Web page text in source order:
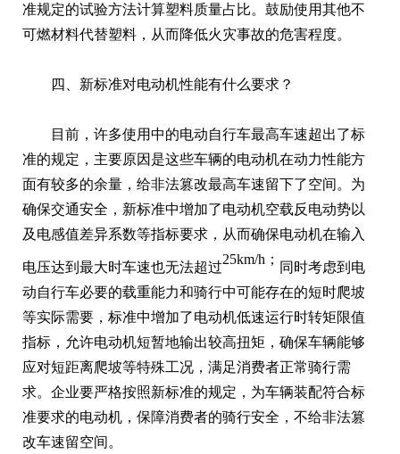
准规定的试验方法计算塑料质量占比。鼓励使用其他不
可燃材料代替塑料，从而降低火灾事故的危害程度。
四、新标准对电动机性能有什么要求？
目前，许多使用中的电动自行车最高车速超出了标
准的规定，主要原因是这些车辆的电动机在动力性能方
面有较多的余量，给非法篡改最高车速留下了空间。为
确保交通安全，新标准中增加了电动机空载反电动势以
及电感值差异系数等指标要求，从而确保电动机在输入
电压达到最大时车速也无法超过
25km/h；
同时考虑到电
动自行车必要的载重能力和骑行中可能存在的短时爬坡
等实际需要，标准中增加了电动机低速运行时转矩限值
指标，允许电动机短暂地输出较高扭矩，确保车辆能够
应对短距离爬坡等特殊工况，满足消费者正常骑行需
求。企业要严格按照新标准的规定，为车辆装配符合标
准要求的电动机，保障消费者的骑行安全，不给非法篡
改车速留空间。